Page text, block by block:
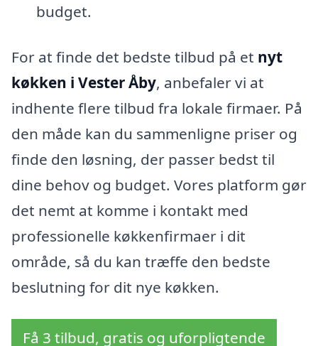
budget.
For at finde det bedste tilbud på et nyt
køkken i Vester Åby, anbefaler vi at
indhente flere tilbud fra lokale firmaer. På
den måde kan du sammenligne priser og
finde den løsning, der passer bedst til
dine behov og budget. Vores platform gør
det nemt at komme i kontakt med
professionelle køkkenfirmaer i dit
område, så du kan træffe den bedste
beslutning for dit nye køkken.
Få 3 tilbud, gratis og uforpligtende